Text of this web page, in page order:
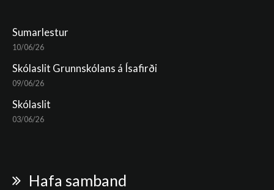
Sumarlestur
10/06/26
Skólaslit Grunnskólans á Ísafirði
09/06/26
Skólaslit
03/06/26
Hafa samband